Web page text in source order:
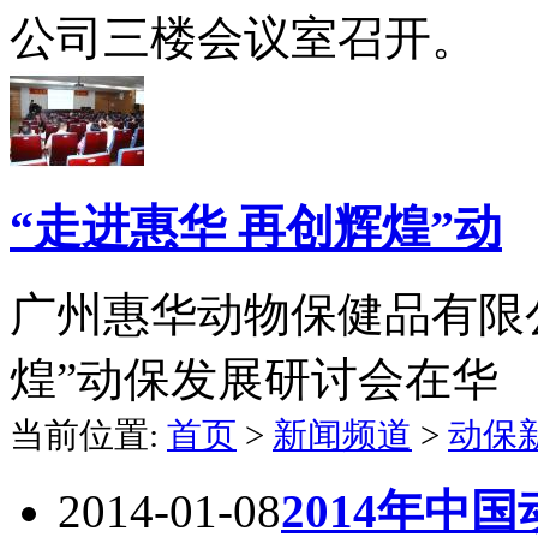
公司三楼会议室召开。
“走进惠华 再创辉煌”动
广州惠华动物保健品有
煌”动保发展研讨会在华
当前位置: 首页 > 新闻频道 > 动保
2014-01-082014年中